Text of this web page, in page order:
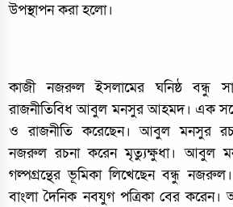
উপস্থাপন করা হলো।
কাজী নজরুল ইসলামের ঘনিষ্ঠ বন্ধু
রাজনীতিবিধ আবুল মনসুর আহমদ। এক
ও রাজনীতি করেছেন। আবুল মনসুর
নজরুল রচনা করেন মৃত্যুক্ষুধা। আবুল
গল্পগ্রন্থের ভূমিকা লিখেছেন বন্ধু
বাংলা দৈনিক নবযুগ পত্রিকা বের